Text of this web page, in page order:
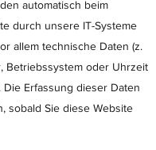
automatisch beim
durch unsere IT-Systeme
allem technische Daten (z.
Betriebssystem oder Uhrzeit
Die Erfassung dieser Daten
sobald Sie diese Website